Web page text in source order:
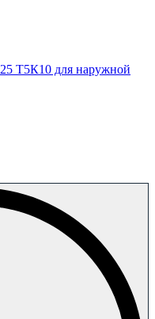
Т5К10 для наружной